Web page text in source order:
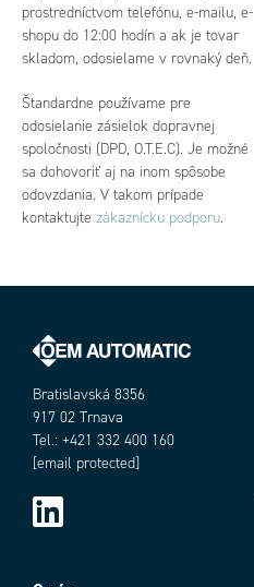
prostredníctvom telefónu, e-mailu, e-
shopu do 12:00 hodín a ak je tovar
skladom, odosielame v rovnaký deň.
Štandardne používame pre
odosielanie zásielok dopravnej
spoločnosti (DPD, O.T.E.C). Je možné
sa dohovoriť aj na inom spôsobe
odovzdania. V takom prípade
kontaktujte zákaznícku podporu.
Bratislavská 8356
917 02 Trnava
Tel.: +421 332 400 160
[email protected]